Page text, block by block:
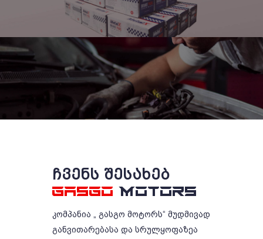
ᲩᲕᲔᲜᲡ ᲨᲔᲡᲐᲮᲔᲑ
GASGO MOTORS
კომპანია „ გასგო მოტორს“ მუდმივად
განვითარებასა და სრულყოფაზეა